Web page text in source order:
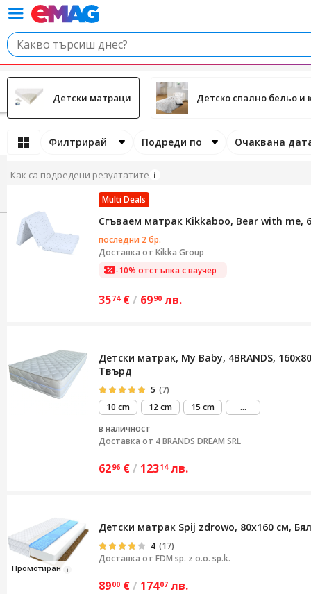
Детски матраци Детско спално бельо и
Филтрирай Подреди по Очаквана
Как са подредени резултатите
Multi Deals
Сгъваем матрак Kikkaboo, Bear with me,
последни 2 бр.
Доставка от Kikka Group
-10% отстъпка с ваучер
3574 €/ 6990 лв.
Детски матрак, My Baby, 4BRANDS,
Твърд
5 (7)
10 cm
12 cm 15 cm ...виж
в наличност
Доставка от 4 BRANDS DREAM SRL
6296 €/ 12314 лв.
Промотиран
Детски матрак Spij zdrowo, 80x160 см, Бял
4 (17)
Доставка от FDM sp. z o.o. sp.k.
8900 €/ 17407 лв.